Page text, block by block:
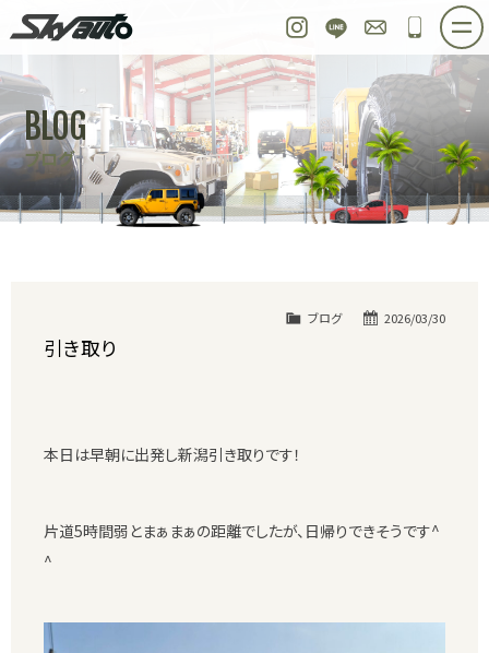
Instagram
LINE お問い合わせ
048-
ホーム 在庫車情報 ご購入プラン
整備作業実例 パーツ販売 買取＆オーダー
店舗紹介 工場紹介 会社概要
スタッフ紹介 求人情報 公式ブログ
BLOG
ブログ
2026/03/30
ブログ
引き取り
本日は早朝に出発し新潟引き取りです！
片道5時間弱とまぁまぁの距離でしたが、日帰りできそうです^
^